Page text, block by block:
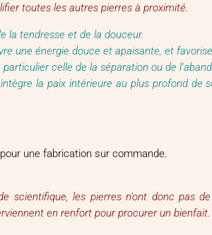
toutes les autres pierres à proximité.
la tendresse et de la douceur.
une énergie douce et apaisante, et
celle de la séparation ou de
la paix intérieure au plus profond de
une fabrication sur commande.
scientifique, les pierres n’ont donc pas
en renfort pour procurer un bienfait.